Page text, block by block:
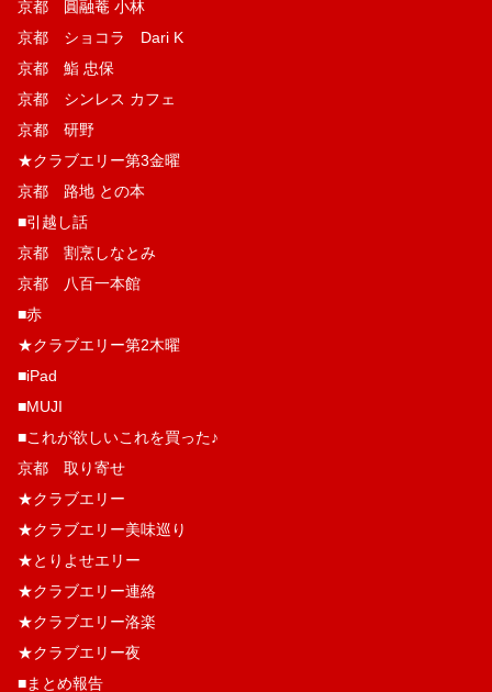
京都 圓融菴 小林
京都 ショコラ Dari K
京都 鮨 忠保
京都 シンレス カフェ
京都 研野
★クラブエリー第3金曜
京都 路地 との本
■引越し話
京都 割烹しなとみ
京都 八百一本館
■赤
★クラブエリー第2木曜
■iPad
■MUJI
■これが欲しいこれを買った♪
京都 取り寄せ
★クラブエリー
★クラブエリー美味巡り
★とりよせエリー
★クラブエリー連絡
★クラブエリー洛楽
★クラブエリー夜
■まとめ報告